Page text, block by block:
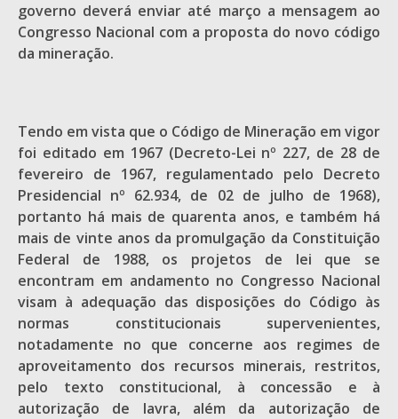
governo deverá enviar até março a mensagem ao
Congresso Nacional com a proposta do novo código
da mineração.
Tendo em vista que o Código de Mineração em vigor
foi editado em 1967 (Decreto-Lei nº 227, de 28 de
fevereiro de 1967, regulamentado pelo Decreto
Presidencial nº 62.934, de 02 de julho de 1968),
portanto há mais de quarenta anos, e também há
mais de vinte anos da promulgação da Constituição
Federal de 1988, os projetos de lei que se
encontram em andamento no Congresso Nacional
visam à adequação das disposições do Código às
normas constitucionais supervenientes,
notadamente no que concerne aos regimes de
aproveitamento dos recursos minerais, restritos,
pelo texto constitucional, à concessão e à
autorização de lavra, além da autorização de